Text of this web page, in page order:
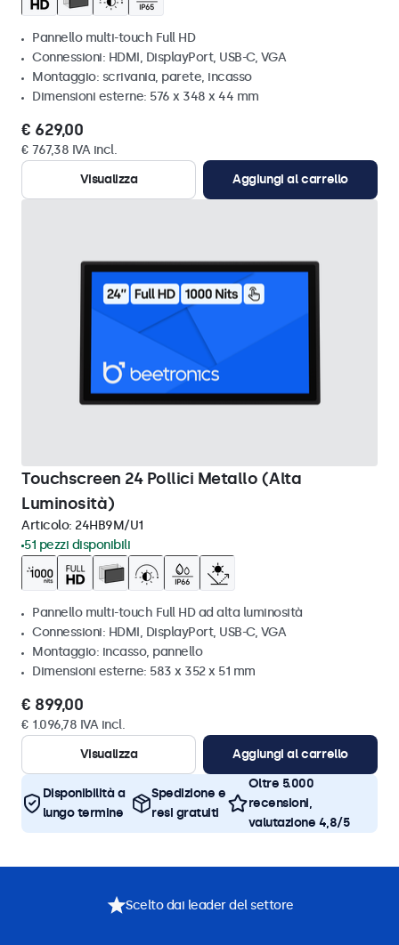
Pannello multi-touch Full HD
Connessioni: HDMI, DisplayPort, USB-C, VGA
Montaggio: scrivania, parete, incasso
Dimensioni esterne: 576 x 348 x 44 mm
€ 629,00
€ 767,38 IVA incl.
Visualizza
Aggiungi al carrello
Touchscreen 24 Pollici Metallo (Alta
Luminosità)
Articolo: 24HB9M/U1
51 pezzi disponibili
Pannello multi-touch Full HD ad alta luminosità
Connessioni: HDMI, DisplayPort, USB-C, VGA
Montaggio: incasso, pannello
Dimensioni esterne: 583 x 352 x 51 mm
€ 899,00
€ 1.096,78 IVA incl.
Visualizza
Aggiungi al carrello
Disponibilità a
lungo termine
Spedizione e
resi gratuiti
Oltre 5.000
recensioni,
valutazione 4,8/5
Scelto dai leader del settore